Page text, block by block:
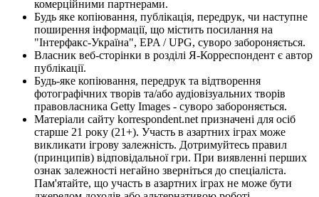
комерційними партнерами.
Будь яке копіювання, публікація, передрук, чи наступне
поширення інформації, що містить посилання на
"Інтерфакс-Україна", EPA / UPG, суворо забороняється.
Власник веб-сторінки в розділі Я-Корреспондент є автор
публікації.
Будь-яке копіювання, передрук та відтворення
фотографічних творів та/або аудіовізуальних творів
правовласника Getty Images - суворо забороняється.
Матеріали сайту korrespondent.net призначені для осіб
старше 21 року (21+). Участь в азартних іграх може
викликати ігрову залежність. Дотримуйтесь правил
(принципів) відповідальної гри. При виявленні перших
ознак залежності негайно зверніться до спеціаліста.
Пам'ятайте, що участь в азартних іграх не може бути